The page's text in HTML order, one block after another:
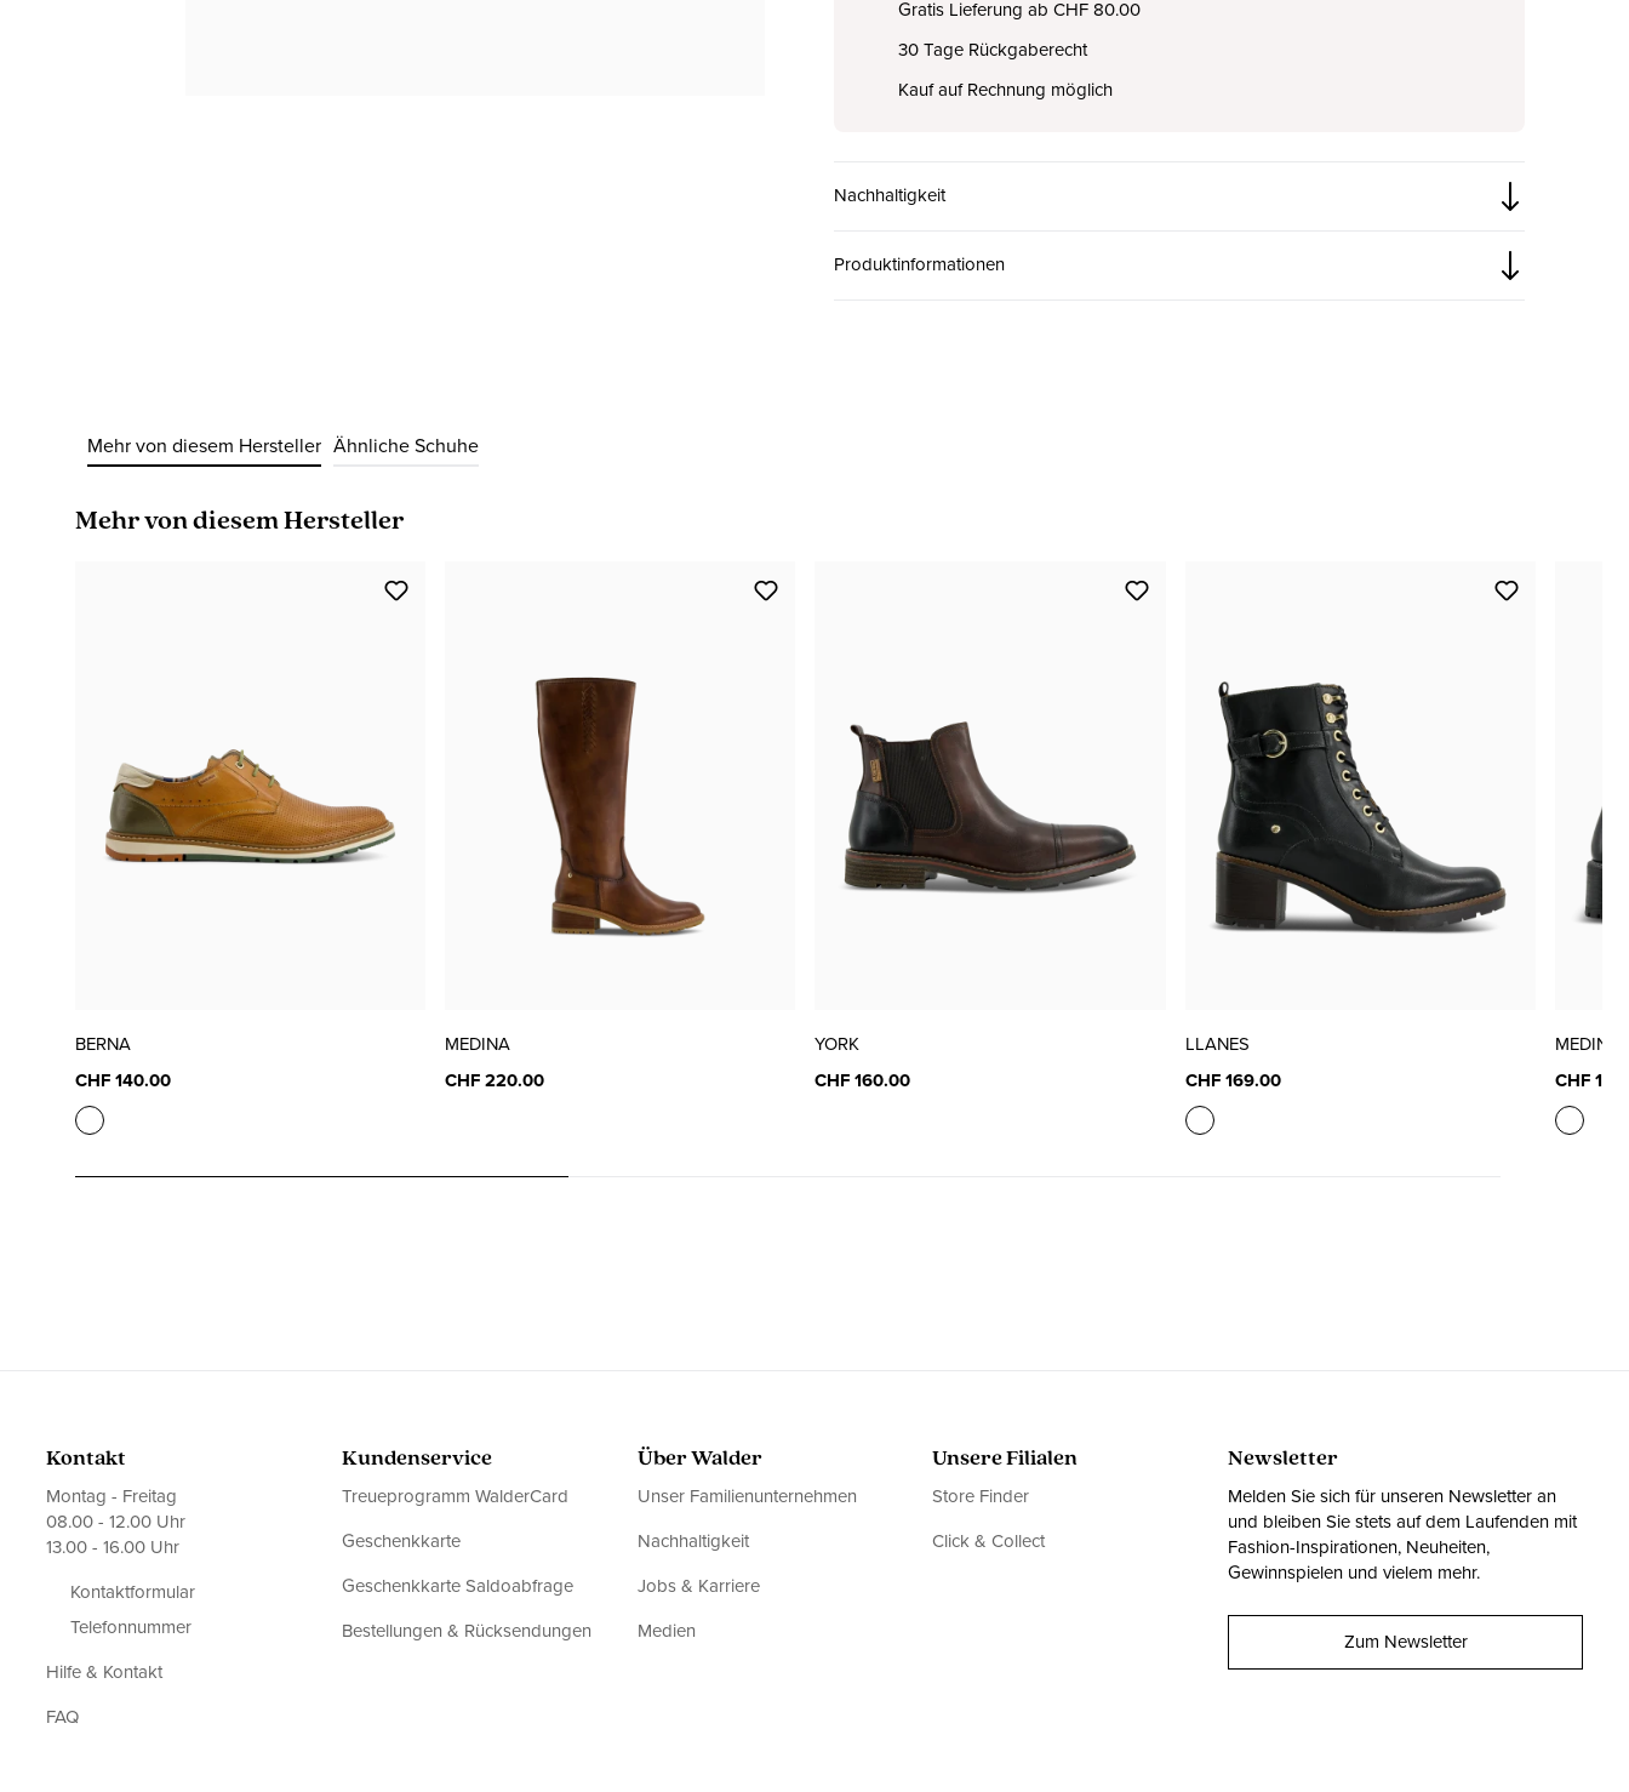
CHF 170.00
Gratis Lieferung ab CHF 80.00
30 Tage Rückgaberecht
Kauf auf Rechnung möglich
Nachhaltigkeit
Produktinformationen
Mehr von diesem Hersteller Ähnliche Schuhe
Produktgalerie überspringen
Mehr von diesem Hersteller
BERNA
CHF 140.00
MEDINA
CHF 220.00
YORK
CHF 160.00
LLANES
CHF 169.00
MEDINA
CHF
Kontakt
Montag - Freitag
08.00 - 12.00 Uhr
13.00 - 16.00 Uhr
Kontaktformular
Telefonnummer
Hilfe & Kontakt
FAQ
Kundenservice
Treueprogramm WalderCard
Geschenkkarte
Geschenkkarte Saldoabfrage
Bestellungen & Rücksendungen
Über Walder
Unser Familienunternehmen
Nachhaltigkeit
Jobs & Karriere
Medien
Unsere Filialen
Store Finder
Click & Collect
Newsletter
Melden Sie sich für unseren Newsletter an
und bleiben Sie stets auf dem Laufenden mit
Fashion-Inspirationen, Neuheiten,
Gewinnspielen und vielem mehr.
Zum Newsletter